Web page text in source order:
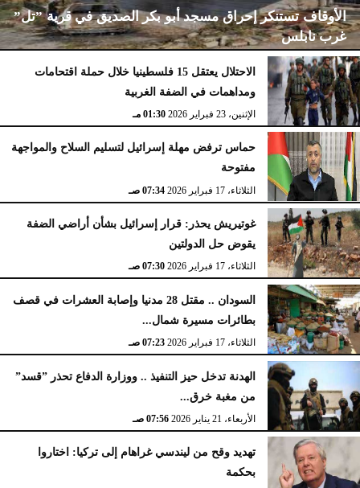
الأوقاف تستنكر إحراق مسجد أبو بكر الصديق في قرية ”تل”
غرب نابلس
الإثنين، 23 فبراير 2026 02:15 مـ
الاحتلال يعتقل 15 فلسطينيا خلال حملة اقتحامات
ومداهمات في الضفة الغربية
الإثنين، 23 فبراير 2026 01:30 مـ
حماس ترفض مهلة إسرائيل لتسليم السلاح والمواجهة
مفتوحة
الثلاثاء، 17 فبراير 2026 07:34 صـ
غوتيريش يحذر: قرار إسرائيل بشأن أراضي الضفة
يقوض حل الدولتين
الثلاثاء، 17 فبراير 2026 07:30 صـ
السودان .. مقتل 28 مدنيا وإصابة العشرات في قصف
بطائرات مسيرة شمال...
الثلاثاء، 17 فبراير 2026 07:23 صـ
الهدنة تدخل حيز التنفيذ .. ووزارة الدفاع تحذر ”قسد”
من مغبة خرق...
الأربعاء، 21 يناير 2026 07:56 صـ
تهديد وقح من ليندسي غراهام إلى تركيا: اختاروا
بحكمة